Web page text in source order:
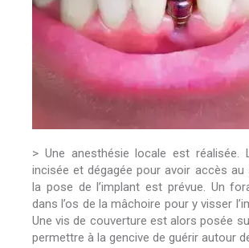
> Une anesthésie locale est réalisée.
incisée et dégagée pour avoir accès
la pose de l’implant est prévue. Un
dans l’os de la mâchoire pour y visser
Une vis de couverture est alors posée
permettre à la gencive de guérir autour